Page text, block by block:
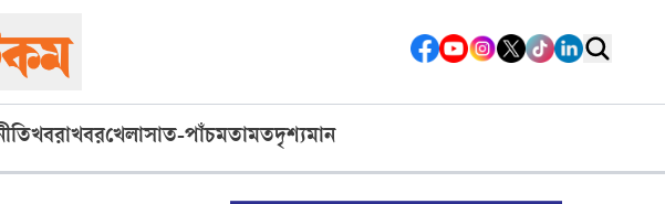
খবরাখবরখেলাসাত-পাঁচমতামতদৃশ্যমান